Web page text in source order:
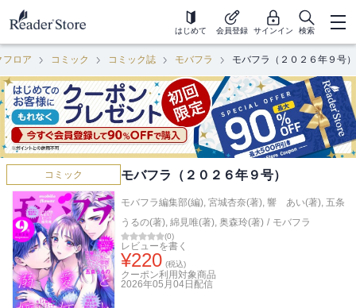
はじめて 会員登録 サインイン 検索
フロア コミック コミック誌 モバフラ モバフラ（２０２６年９号）
コミック モバフラ（２０２６年９号）
モバフラ編集部(編), 宮城杏奈(著), 響 あい(著), 五条
うるの(著), 綿見唯(著), 奥森玲(著) / モバフラ
(0)
レビューを書く
¥220 (税込)
クーポン利用対象商品
2026年05月04日 配信